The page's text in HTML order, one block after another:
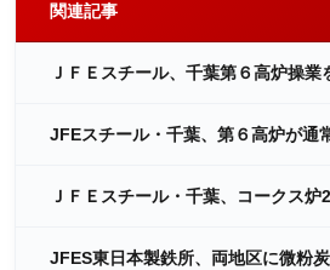
関連記事
ＪＦＥスチール、千葉第６高炉操業
JFEスチール・千葉、第６高炉が通
ＪＦＥスチール・千葉、コークス炉
JFES東日本製鉄所、両地区に微粉